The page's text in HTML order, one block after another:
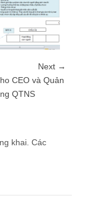
Next →
CEO và Quản
QTNS
khai. Các